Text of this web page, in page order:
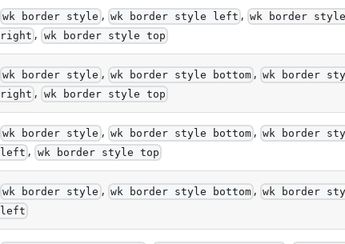
wk border style , wk border style left , wk border style
right , wk border style top
wk border style , wk border style bottom , wk border
right , wk border style top
wk border style , wk border style bottom , wk border
left , wk border style top
wk border style , wk border style bottom , wk border
left